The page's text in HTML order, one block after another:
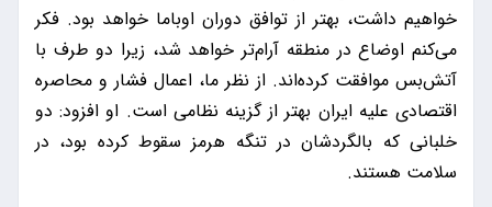
خواهیم داشت، بهتر از توافق دوران اوباما خواهد بود. فکر
می‌کنم اوضاع در منطقه آرام‌تر خواهد شد، زیرا دو طرف با
آتش‌بس موافقت کرده‌اند. از نظر ما، اعمال فشار و محاصره
اقتصادی علیه ایران بهتر از گزینه نظامی است. او افزود: دو
خلبانی که بالگردشان در تنگه هرمز سقوط کرده بود، در
سلامت هستند.